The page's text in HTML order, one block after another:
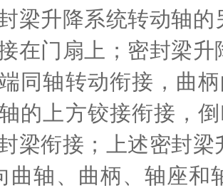
梁升降系统转动轴
在门扇上；密封梁
同轴转动衔接，曲
的上方铰接衔接，倒
梁衔接；上述密封
曲轴、曲柄、轴座和